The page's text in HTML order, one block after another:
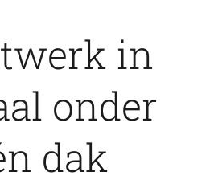
in
onder
dak